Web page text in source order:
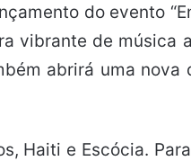
do evento
vibrante de música
abrirá uma nova
Haiti e Escócia.